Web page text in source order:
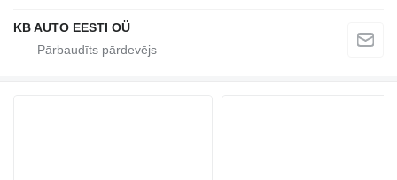
KB AUTO EESTI OÜ